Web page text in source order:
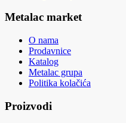
Metalac market
O nama
Prodavnice
Katalog
Metalac grupa
Politika kolačića
Proizvodi